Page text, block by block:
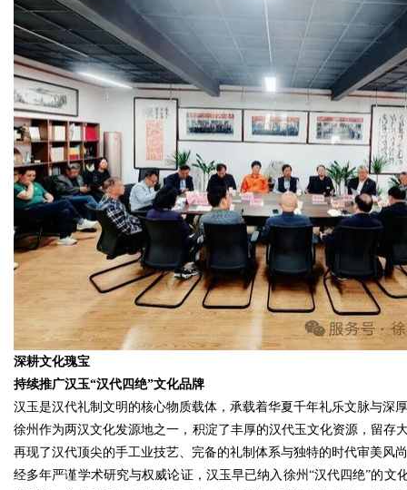
深耕文化瑰宝
持续推广汉玉“汉代四绝”文化品牌
汉玉是汉代礼制文明的核心物质载体，承载着华夏千年礼乐文脉与深
徐州作为两汉文化发源地之一，积淀了丰厚的汉代玉文化资源，留存
再现了汉代顶尖的手工业技艺、完备的礼制体系与独特的时代审美风
经多年严谨学术研究与权威论证，汉玉早已纳入徐州“汉代四绝”的